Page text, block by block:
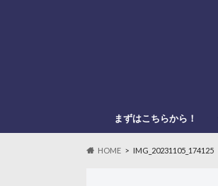
まずはこちらから！
HOME IMG_20231105_174125